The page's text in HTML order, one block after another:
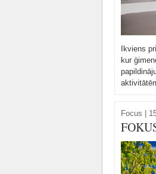
Ikviens
kur
Focus